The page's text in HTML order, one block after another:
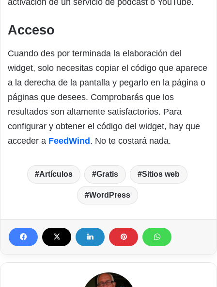
activación de un servicio de podcast o YouTube.
Acceso
Cuando des por terminada la elaboración del
widget, solo necesitas copiar el código que aparece
a la derecha de la pantalla y pegarlo en la página o
páginas que desees. Comprobarás que los
resultados son altamente satisfactorios. Para
configurar y obtener el código del widget, hay que
acceder a FeedWind. No te costará nada.
Artículos Gratis Sitios web
WordPress